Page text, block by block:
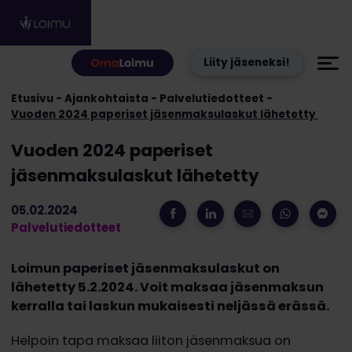
Liity jäseneksi!
Etusivu Ajankohtaista
Palvelutiedotteet
Vuoden 2024 paperiset jäsenmaksulaskut lähetetty
Vuoden 2024 paperiset
jäsenmaksulaskut lähetetty
05.02.2024
Palvelutiedotteet
Loimun paperiset jäsenmaksulaskut on
lähetetty 5.2.2024. Voit maksaa jäsenmaksun
kerralla tai laskun mukaisesti neljässä erässä.
Helpoin tapa maksaa liiton jäsenmaksua on